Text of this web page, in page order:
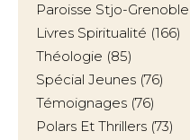
Paroisse Stjo-Grenoble
Livres Spiritualité (166)
Théologie (85)
Spécial Jeunes (76)
Témoignages (76)
Polars Et Thrillers (73)